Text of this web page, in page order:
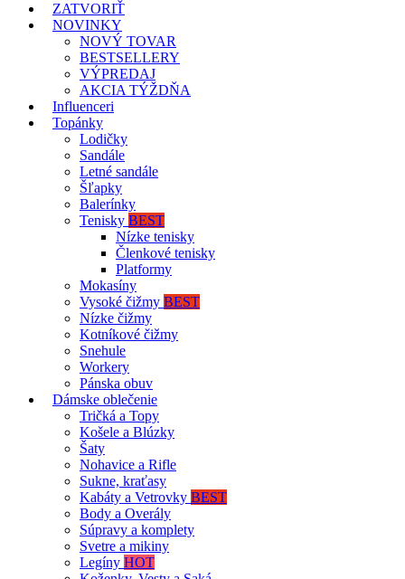
ZATVORIŤ
NOVINKY
NOVÝ TOVAR
BESTSELLERY
VÝPREDAJ
AKCIA TÝŽDŇA
Influenceri
Topánky
Lodičky
Sandále
Letné sandále
Šľapky
Balerínky
Tenisky BEST
Nízke tenisky
Členkové tenisky
Platformy
Mokasíny
Vysoké čižmy BEST
Nízke čižmy
Kotníkové čižmy
Snehule
Workery
Pánska obuv
Dámske oblečenie
Tričká a Topy
Košele a Blúzky
Šaty
Nohavice a Rifle
Sukne, kraťasy
Kabáty a Vetrovky BEST
Body a Overály
Súpravy a komplety
Svetre a mikiny
Legíny HOT